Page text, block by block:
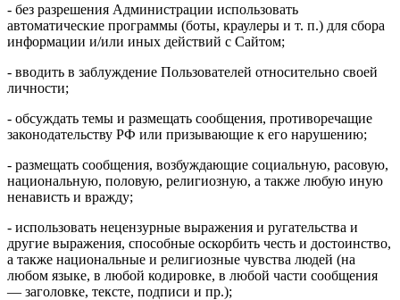
- без разрешения Администрации использовать
автоматические программы (боты, краулеры и т. п.) для сбора
информации и/или иных действий с Сайтом;
- вводить в заблуждение Пользователей относительно своей
личности;
- обсуждать темы и размещать сообщения, противоречащие
законодательству РФ или призывающие к его нарушению;
- размещать сообщения, возбуждающие социальную, расовую,
национальную, половую, религиозную, а также любую иную
ненависть и вражду;
- использовать нецензурные выражения и ругательства и
другие выражения, способные оскорбить честь и достоинство,
а также национальные и религиозные чувства людей (на
любом языке, в любой кодировке, в любой части сообщения
— заголовке, тексте, подписи и пр.);